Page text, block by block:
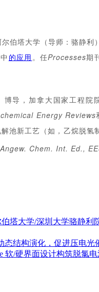
尔伯塔大学（导师：骆静
的应用 。任Processes期
博导，加拿大国家工程
Energy Reviews
池新工艺（如，乙烷脱氢
Chem. Int. Ed.,
塔大学/深圳大学骆静
态结构演化，促进压电光
软/硬界面设计构筑脱氯